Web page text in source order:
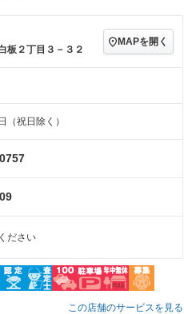
装備略号／用語解説
ローダウン
ベンチシート
板２丁目３－３２
MAPを開く
（祝日除く）
ださい
この店舗のサービスを見る